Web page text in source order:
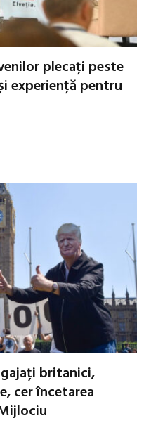
plecați peste
experiență pentru
britanici,
cer încetarea